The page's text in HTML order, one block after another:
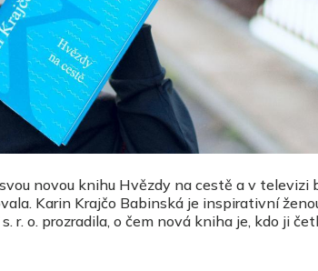
novou knihu Hvězdy na cestě a v televizi
Karin Krajčo Babinská je inspirativní
r. o. prozradila, o čem nová kniha je, kdo ji četl